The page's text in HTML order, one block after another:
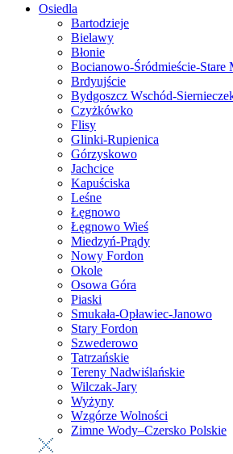
Osiedla
Bartodzieje
Bielawy
Błonie
Bocianowo-Śródmieście-Stare
Brdyujście
Bydgoszcz Wschód-
Czyżkówko
Flisy
Glinki-Rupienica
Górzyskowo
Jachcice
Kapuściska
Leśne
Łęgnowo
Łęgnowo Wieś
Miedzyń-Prądy
Nowy Fordon
Okole
Osowa Góra
Piaski
Smukała-Opławiec-Janowo
Stary Fordon
Szwederowo
Tatrzańskie
Tereny Nadwiślańskie
Wilczak-Jary
Wyżyny
Wzgórze Wolności
Zimne Wody–Czersko Polskie